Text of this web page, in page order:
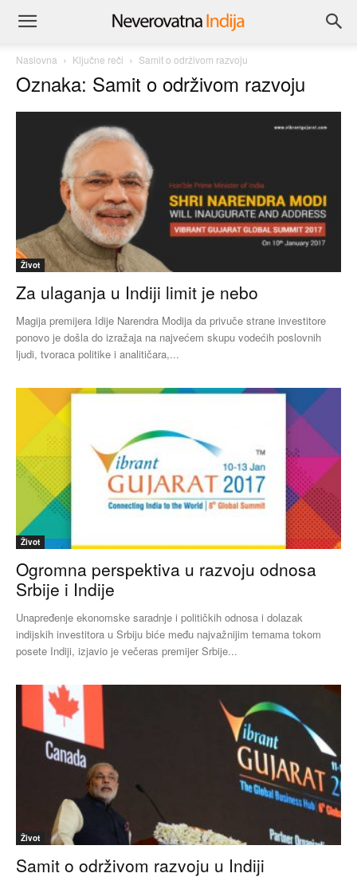
Naslovna Ključne reči Samit o održivom razvoju
Oznaka: Samit o održivom razvoju
Život
Za ulaganja u Indiji limit je nebo
Magija premijera Idije Narendra Modija da privuče strane investitore
ponovo je došla do izražaja na najvećem skupu vodećih poslovnih
ljudi, tvoraca politike i analitičara,...
Život
Ogromna perspektiva u razvoju odnosa
Srbije i Indije
Unapređenje ekonomske saradnje i političkih odnosa i dolazak
indijskih investitora u Srbiju biće među najvažnijim temama tokom
posete Indiji, izjavio je večeras premijer Srbije...
Život
Samit o održivom razvoju u Indiji